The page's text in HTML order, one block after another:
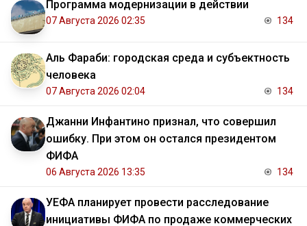
Программа модернизации в действии
07 Августа 2026 02:35 134
Аль Фараби: городская среда и субъектность
человека
07 Августа 2026 02:04 134
Джанни Инфантино признал, что совершил
ошибку. При этом он остался президентом
ФИФА
06 Августа 2026 13:35 134
УЕФА планирует провести расследование
инициативы ФИФА по продаже коммерческих